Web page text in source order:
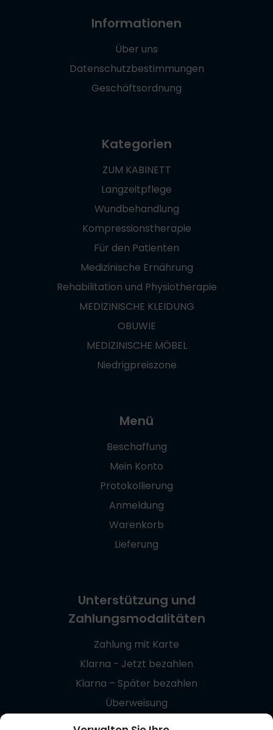
Informationen
Über uns
Datenschutzbestimmungen
Geschäftsordnung
Kategorien
ZUM KABINETT
Langzeitpflege
Wundbehandlung
Kompressionstherapie
Für den Patienten
Medizinische Ernährung
Rehabilitation und Physiotherapie
MEDIZINISCHE KLEIDUNG
OBUWIE
MEDIZINISCHE MÖBEL
Niedrigpreiszone
Menü
Beschaffung
Mein Konto
Protokollierung
Anmeldung
Warenkorb
Lieferung
Unterstützung und
Zahlungsmodalitäten
Zahlung mit Karte
Klarna - Jetzt bezahlen
Klarna – Später bezahlen
Überweisung
Giropay